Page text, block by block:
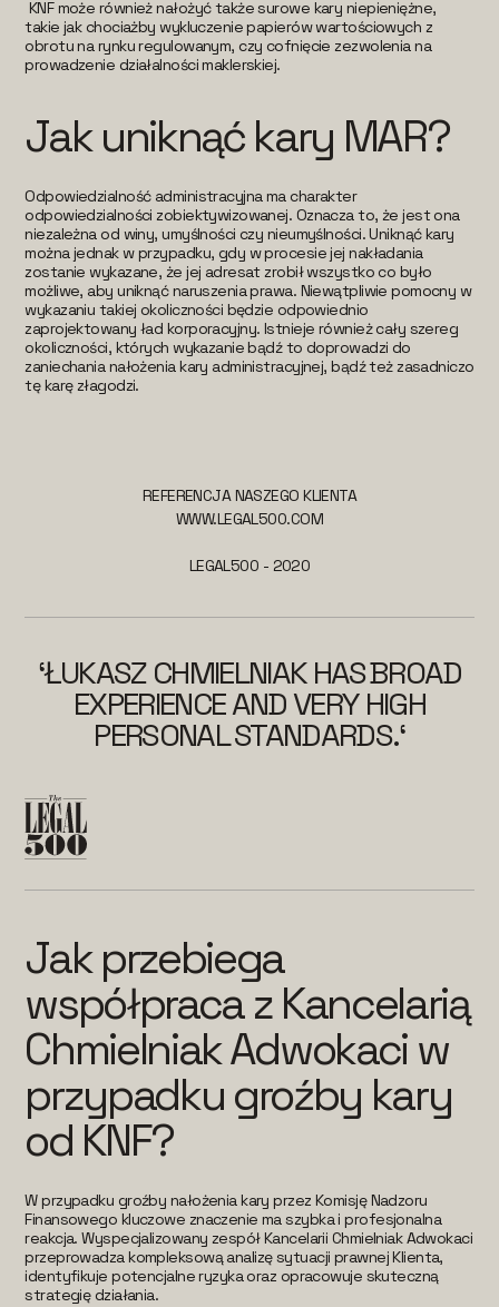
KNF może również nałożyć także surowe kary niepieniężne,
takie jak chociażby wykluczenie papierów wartościowych z
obrotu na rynku regulowanym, czy cofnięcie zezwolenia na
prowadzenie działalności maklerskiej.
Jak uniknąć kary MAR?
Odpowiedzialność administracyjna ma charakter
odpowiedzialności zobiektywizowanej. Oznacza to, że jest ona
niezależna od winy, umyślności czy nieumyślności. Uniknąć kary
można jednak w przypadku, gdy w procesie jej nakładania
zostanie wykazane, że jej adresat zrobił wszystko co było
możliwe, aby uniknąć naruszenia prawa. Niewątpliwie pomocny w
wykazaniu takiej okoliczności będzie odpowiednio
zaprojektowany ład korporacyjny. Istnieje również cały szereg
okoliczności, których wykazanie bądź to doprowadzi do
zaniechania nałożenia kary administracyjnej, bądź też zasadniczo
tę karę złagodzi.
REFERENCJA NASZEGO KLIENTA
WWW.LEGAL500.COM
LEGAL500 - 2020
‘ŁUKASZ CHMIELNIAK HAS BROAD
EXPERIENCE AND VERY HIGH
PERSONAL STANDARDS.‘
Jak przebiega
współpraca z Kancelarią
Chmielniak Adwokaci w
przypadku groźby kary
od KNF?
W przypadku groźby nałożenia kary przez Komisję Nadzoru
Finansowego kluczowe znaczenie ma szybka i profesjonalna
reakcja. Wyspecjalizowany zespół Kancelarii Chmielniak Adwokaci
przeprowadza kompleksową analizę sytuacji prawnej Klienta,
identyfikuje potencjalne ryzyka oraz opracowuje skuteczną
strategię działania.